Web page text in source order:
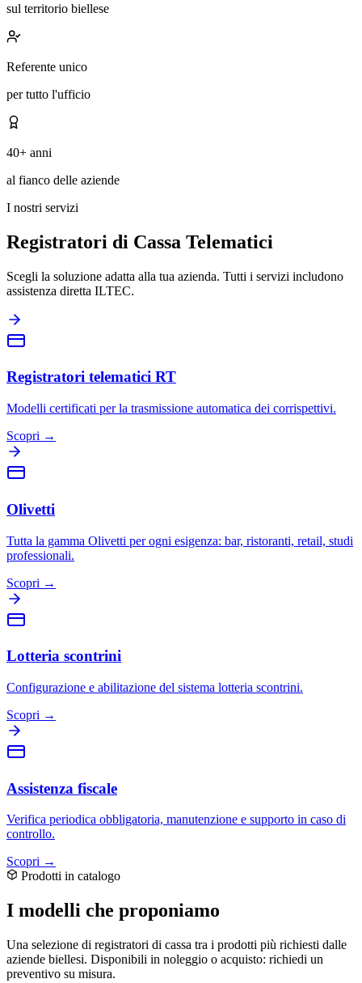
sul territorio biellese
Referente unico
per tutto l'ufficio
40+ anni
al fianco delle aziende
I nostri servizi
Registratori di Cassa Telematici
Scegli la soluzione adatta alla tua azienda. Tutti i servizi includono
assistenza diretta ILTEC.
Registratori telematici RT
Modelli certificati per la trasmissione automatica dei corrispettivi.
Scopri →
Olivetti
Tutta la gamma Olivetti per ogni esigenza: bar, ristoranti, retail, studi
professionali.
Scopri →
Lotteria scontrini
Configurazione e abilitazione del sistema lotteria scontrini.
Scopri →
Assistenza fiscale
Verifica periodica obbligatoria, manutenzione e supporto in caso di
controllo.
Scopri →
Prodotti in catalogo
I modelli che proponiamo
Una selezione di registratori di cassa tra i prodotti più richiesti dalle
aziende biellesi. Disponibili in noleggio o acquisto: richiedi un
preventivo su misura.